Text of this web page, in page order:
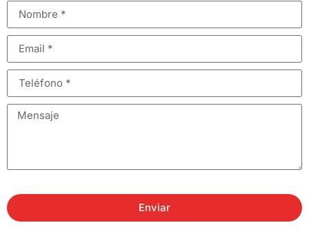
Enviar